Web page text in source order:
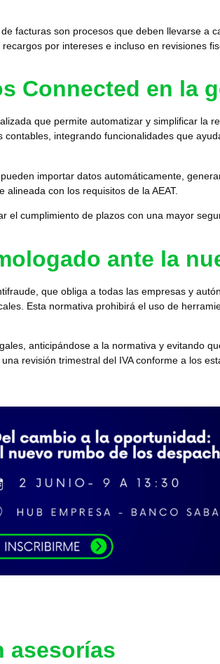
facturas son procesos que deben llevarse a
por intereses e incluso en revisiones
Connected en la
que permite automatizar y simplificar la
integrando funcionalidades que
pueden importar datos automáticamente,
con los requisitos de la AEAT.
el cumplimiento de plazos con una mayor
ante la
, que obliga a todas las empresas y
Esta normativa prohibirá el uso de
anticipándose a la normativa y evitando
revisión trimestral del IVA conforme a los
asesorías